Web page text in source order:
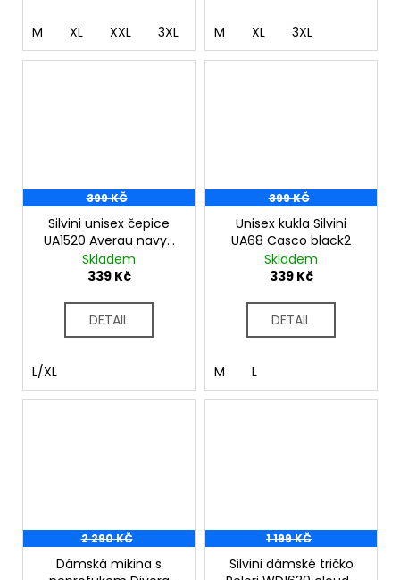
M XL XXL 3XL 4XL
M XL 3XL
399 KČ
Silvini unisex čepice
UA1520 Averau navy-
charcoal
Skladem
339 Kč
DETAIL
L/XL
399 KČ
Unisex kukla Silvini
UA68 Casco black2
Skladem
339 Kč
DETAIL
M L
2 290 KČ
Dámská mikina s
1 199 KČ
Silvini dámské tričko